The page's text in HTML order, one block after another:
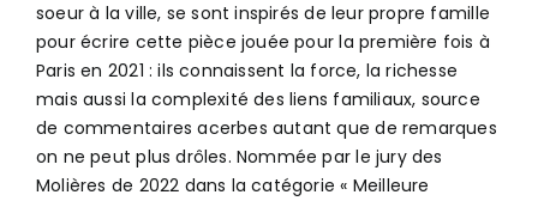
soeur à la ville, se sont inspirés de leur propre famille
pour écrire cette pièce jouée pour la première fois à
Paris en 2021 : ils connaissent la force, la richesse
mais aussi la complexité des liens familiaux, source
de commentaires acerbes autant que de remarques
on ne peut plus drôles. Nommée par le jury des
Molières de 2022 dans la catégorie « Meilleure